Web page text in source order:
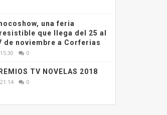
una feria
que llega del 25 al
de noviembre a Corferias
15:30 0
TV NOVELAS 2018
21:14 0